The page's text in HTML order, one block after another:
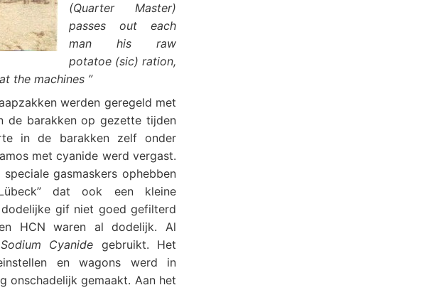
(Quarter Master)
passes out each
man his raw
potatoe (sic) ration,
the machines ”
werden geregeld met
de barakken op gezette tijden
in de barakken zelf onder
met cyanide werd vergast.
gasmaskers ophebben
dat ook een kleine
gif niet goed gefilterd
HCN waren al dodelijk. Al
Sodium Cyanide gebruikt. Het
en wagons werd in
onschadelijk gemaakt. Aan het